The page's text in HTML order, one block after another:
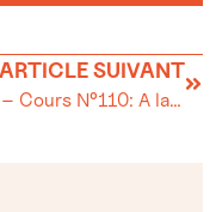
ARTICLE SUIVANT
UPVJ – Cours N°110: A la découverte du Risoud